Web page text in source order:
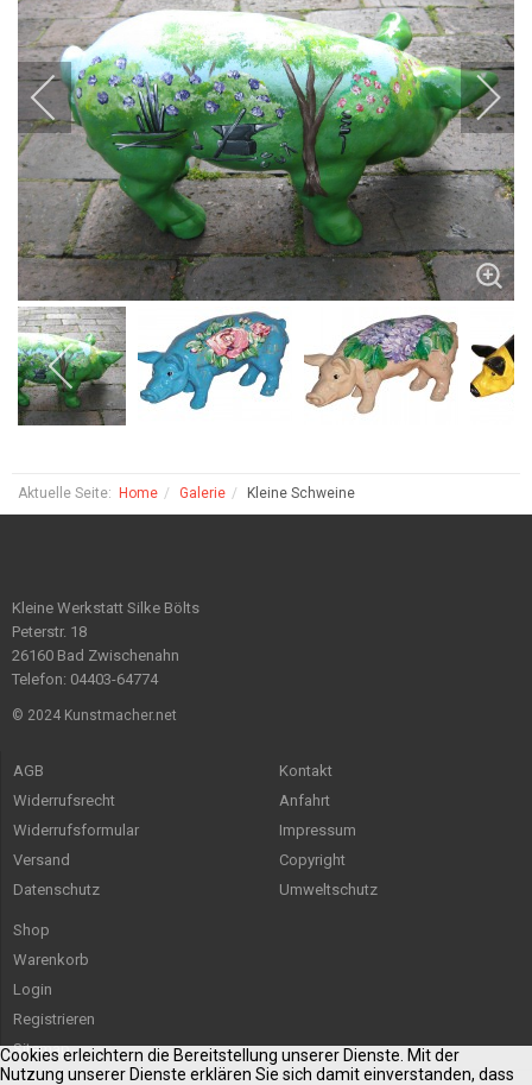
Aktuelle Seite: Home Galerie Kleine Schweine
Kleine Werkstatt Silke Bölts
Peterstr. 18
26160 Bad Zwischenahn
Telefon: 04403-64774
© 2024 Kunstmacher.net
AGB
Widerrufsrecht
Widerrufsformular
Versand
Datenschutz
Kontakt
Anfahrt
Impressum
Copyright
Umweltschutz
Shop
Warenkorb
Login
Registrieren
Sitemap
Cookies erleichtern die Bereitstellung unserer Dienste. Mit der
Nutzung unserer Dienste erklären Sie sich damit einverstanden, dass